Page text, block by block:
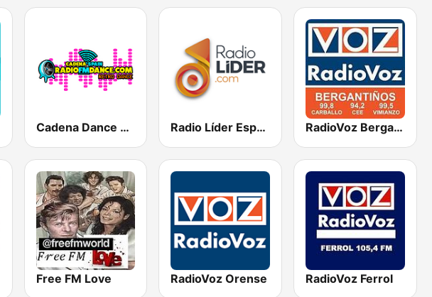
Cadena Dance Spain Radio Líder España RadioVoz Bergantiños
Free FM Love RadioVoz Orense RadioVoz Ferrol